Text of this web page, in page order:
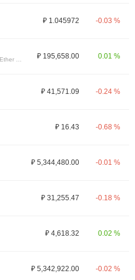
₽ 1.045972 -0.03 %
₽ 195,658.00 0.01 %
₽ 41,571.09 -0.24 %
₽ 16.43 -0.68 %
₽ 5,344,480.00 -0.01 %
₽ 31,255.47 -0.18 %
₽ 4,618.32 0.02 %
₽ 5,342,922.00 -0.02 %